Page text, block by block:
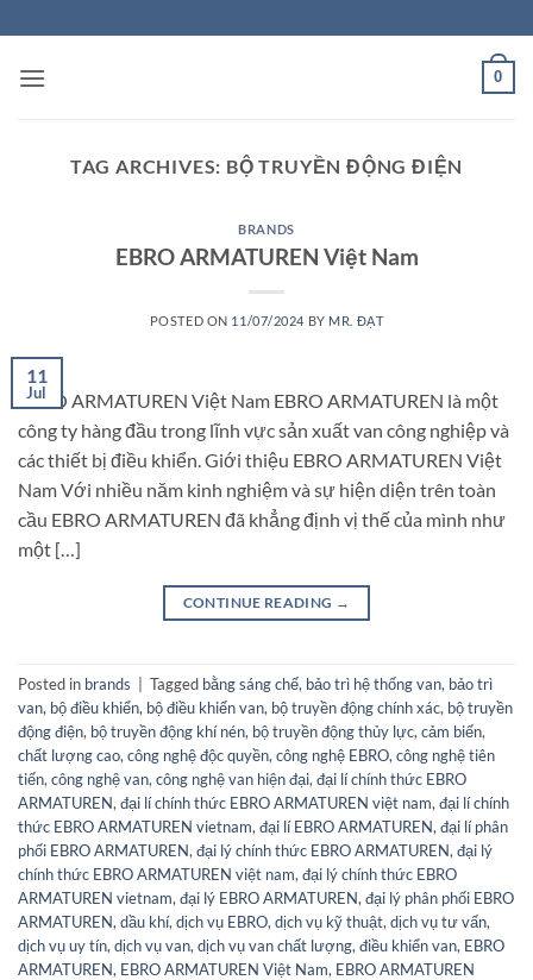
to
content
0
TAG ARCHIVES: BỘ TRUYỀN ĐỘNG ĐIỆN
BRANDS
EBRO ARMATUREN Việt Nam
POSTED ON 11/07/2024 BY MR. ĐẠT
11
Jul
EBRO ARMATUREN Việt Nam EBRO ARMATUREN là một
công ty hàng đầu trong lĩnh vực sản xuất van công nghiệp và
các thiết bị điều khiển. Giới thiệu EBRO ARMATUREN Việt
Nam Với nhiều năm kinh nghiệm và sự hiện diện trên toàn
cầu EBRO ARMATUREN đã khẳng định vị thế của mình như
một […]
CONTINUE READING →
Posted in brands Tagged bằng sáng chế, bảo trì hệ thống van, bảo trì
van, bộ điều khiển, bộ điều khiển van, bộ truyền động chính xác, bộ truyền
động điện, bộ truyền động khí nén, bộ truyền động thủy lực, cảm biến,
chất lượng cao, công nghệ độc quyền, công nghệ EBRO, công nghệ tiên
tiến, công nghệ van, công nghệ van hiện đại, đại lí chính thức EBRO
ARMATUREN, đại lí chính thức EBRO ARMATUREN việt nam, đại lí chính
thức EBRO ARMATUREN vietnam, đại lí EBRO ARMATUREN, đại lí phân
phối EBRO ARMATUREN, đại lý chính thức EBRO ARMATUREN, đại lý
chính thức EBRO ARMATUREN việt nam, đại lý chính thức EBRO
ARMATUREN vietnam, đại lý EBRO ARMATUREN, đại lý phân phối EBRO
ARMATUREN, dầu khí, dịch vụ EBRO, dịch vụ kỹ thuật, dịch vụ tư vấn,
dịch vụ uy tín, dịch vụ van, dịch vụ van chất lượng, điều khiển van, EBRO
ARMATUREN, EBRO ARMATUREN Việt Nam, EBRO ARMATUREN